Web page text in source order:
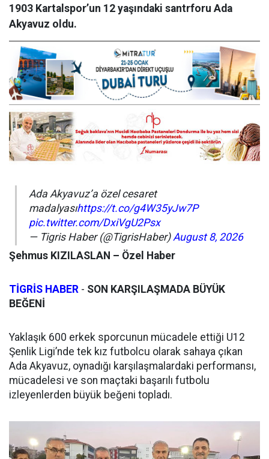
1903 Kartalspor’un 12 yaşındaki santrforu Ada
Akyavuz oldu.
Ada Akyavuz’a özel cesaret
madalyasıhttps://t.co/g4W35yJw7P
pic.twitter.com/DxiVgU2Psx
— Tigris Haber (@TigrisHaber)August 8, 2026
Şehmus KIZILASLAN – Özel Haber
TİGRİS HABER - SON KARŞILAŞMADA BÜYÜK
BEĞENİ
Yaklaşık 600 erkek sporcunun mücadele ettiği U12
Şenlik Ligi’nde tek kız futbolcu olarak sahaya çıkan
Ada Akyavuz, oynadığı karşılaşmalardaki performansı,
mücadelesi ve son maçtaki başarılı futbolu
izleyenlerden büyük beğeni topladı.